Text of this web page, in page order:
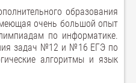
образования
очень большой опыт
по информатике.
задач №12 и №16 ЕГЭ по
алгоритмы и язык